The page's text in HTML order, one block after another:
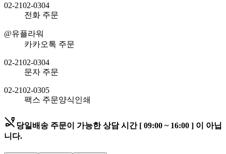
02-2102-0304
전화 주문
@유플라워
카카오톡 주문
02-2102-0304
문자 주문
02-2102-0305
팩스 주문양식인쇄
phone_disabled 당일배송 주문이 가능한상담 시간 [ 09:00 ~ 16:00 ] 이 아닙
니다.